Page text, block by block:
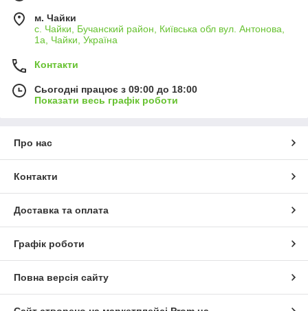
м. Чайки
с. Чайки, Бучанский район, Київська обл вул. Антонова,
1а, Чайки, Україна
Контакти
Сьогодні працює з 09:00 до 18:00
Показати весь графік роботи
Про нас
Контакти
Доставка та оплата
Графік роботи
Повна версія сайту